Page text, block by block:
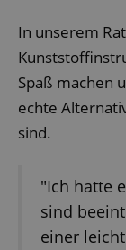
In unserem
Spaß machen
echte
sind.
"Ich hatte
sind
einer